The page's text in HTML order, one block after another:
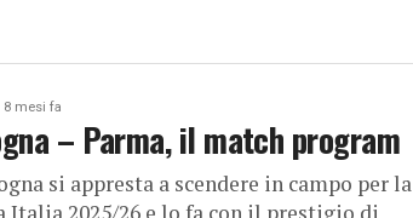
8 mesi fa
– Parma, il match program
si appresta a scendere in campo per la